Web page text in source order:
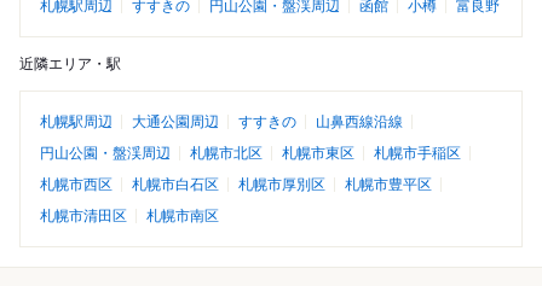
札幌駅周辺 すすきの 円山公園・盤渓周辺 函館 小樽 富良野
近隣エリア・駅
札幌駅周辺 大通公園周辺 すすきの
山鼻西線沿線
円山公園・盤渓周辺
札幌市北区 札幌市東区
札幌市手稲区
札幌市西区
札幌市白石区 札幌市厚別区
札幌市豊平区
札幌市清田区
札幌市南区